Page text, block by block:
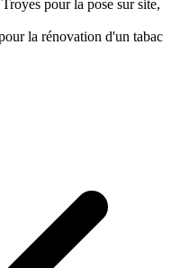
pour la pose sur site,
la rénovation d'un tabac